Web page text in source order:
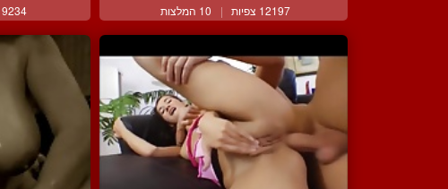
12197 צפיות | 10 המלצות 9234 צפיות